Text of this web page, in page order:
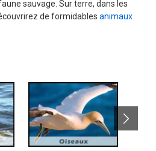
sauvage. Sur terre, dans les
de formidables animaux